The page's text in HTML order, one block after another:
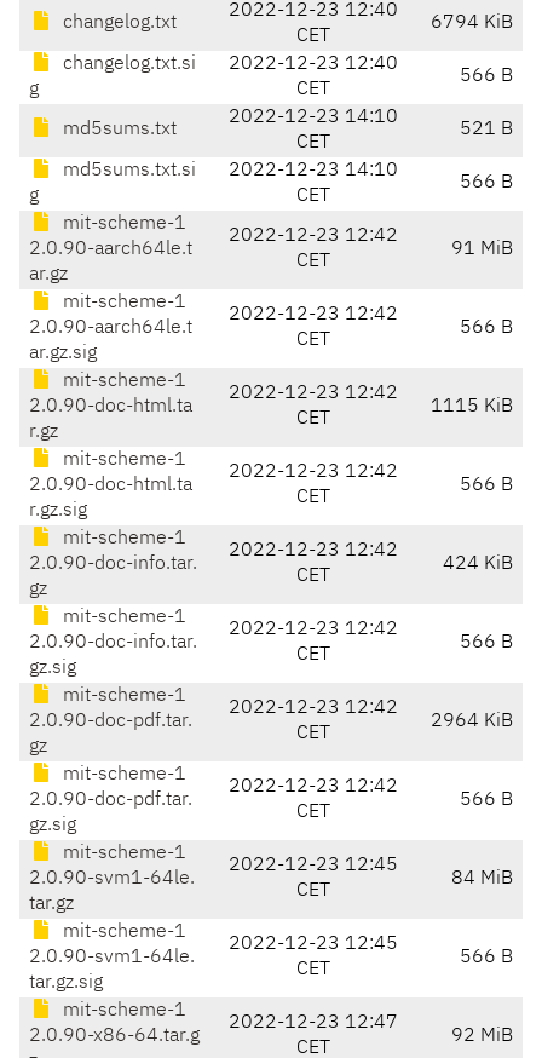
changelog.txt
2022-12-23 12:40
CET
6794 KiB
changelog.txt.si
g
2022-12-23 12:40
CET
566 B
md5sums.txt
2022-12-23 14:10
CET
521 B
md5sums.txt.si
g
2022-12-23 14:10
CET
566 B
mit-scheme-1
2.0.90-aarch64le.t
ar.gz
2022-12-23 12:42
CET
91 MiB
mit-scheme-1
2.0.90-aarch64le.t
ar.gz.sig
2022-12-23 12:42
CET
566 B
mit-scheme-1
2.0.90-doc-html.ta
r.gz
2022-12-23 12:42
CET
1115 KiB
mit-scheme-1
2.0.90-doc-html.ta
r.gz.sig
2022-12-23 12:42
CET
566 B
mit-scheme-1
2.0.90-doc-info.tar.
gz
2022-12-23 12:42
CET
424 KiB
mit-scheme-1
2.0.90-doc-info.tar.
gz.sig
2022-12-23 12:42
CET
566 B
mit-scheme-1
2.0.90-doc-pdf.tar.
gz
2022-12-23 12:42
CET
2964 KiB
mit-scheme-1
2.0.90-doc-pdf.tar.
gz.sig
2022-12-23 12:42
CET
566 B
mit-scheme-1
2.0.90-svm1-64le.
tar.gz
2022-12-23 12:45
CET
84 MiB
mit-scheme-1
2.0.90-svm1-64le.
tar.gz.sig
2022-12-23 12:45
CET
566 B
mit-scheme-1
2.0.90-x86-64.tar.g
2022-12-23 12:47
CET
92 MiB